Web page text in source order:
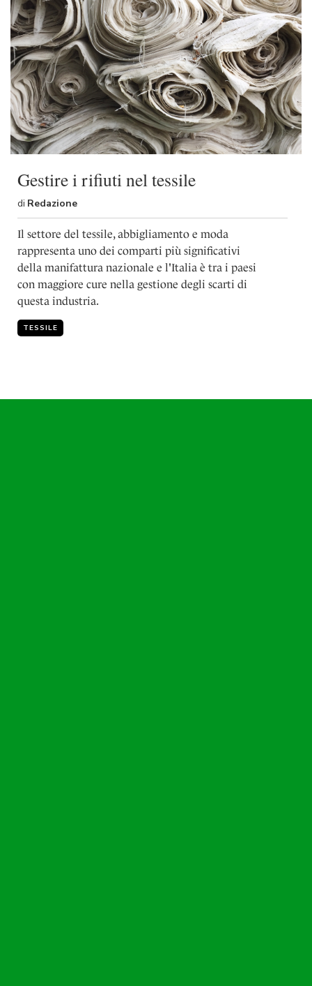
Gestire i rifiuti nel tessile
di Redazione
Il settore del tessile, abbigliamento e moda
rappresenta uno dei comparti più significativi
della manifattura nazionale e l'Italia è tra i paesi
con maggiore cure nella gestione degli scarti di
questa industria.
TESSILE